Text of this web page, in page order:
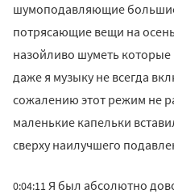
шумоподавляющие
потрясающие вещи на
назойливо шуметь которые
даже я музыку не всегда
сожалению этот режим не
маленькие капельки
сверху наилучшего
0:04:11 Я был абсолютно